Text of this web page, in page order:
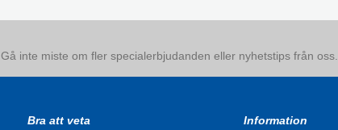
Gå inte miste om fler specialerbjudanden eller nyhetstips från oss.
Bra att veta Information